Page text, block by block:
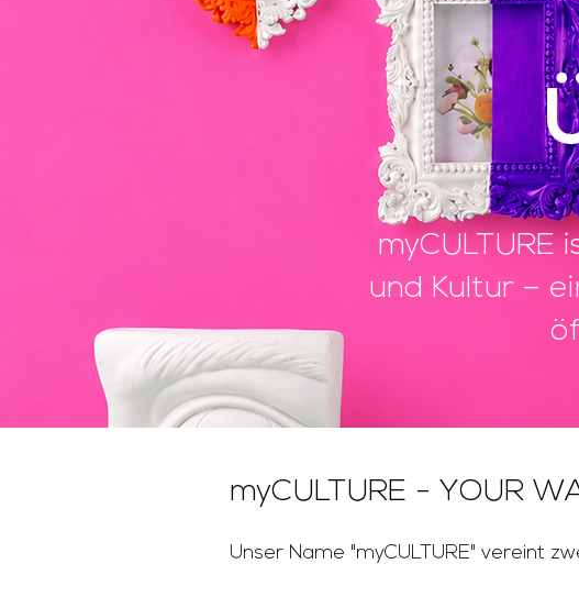
myCULTURE
und Kultur –
myCULTURE - YOUR
Unser Name "myCULTURE" vereint